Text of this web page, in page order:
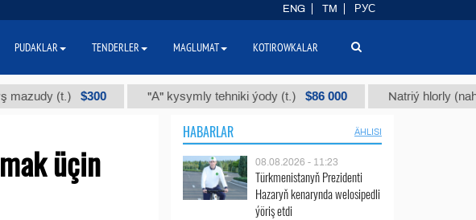
(t.) $300 "А" kysymly tehniki ýody (t.) $86 000 Natriý hlorly (nahar
üçin
HABARLAR ÄHLISI
08.08.2026 - 11:23
Türkmenistanyň Prezidenti
Hazaryň kenarynda welosipedli
ýöriş etdi
ENG TM РУС
PUDAKLAR TENDERLER MAGLUMAT KOTIROWKALAR